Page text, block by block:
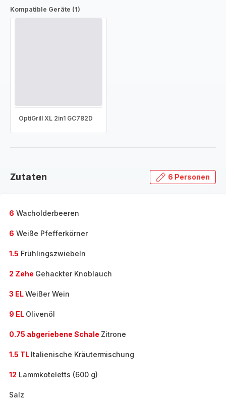
Kompatible Geräte (1)
OptiGrill XL 2in1 GC782D
Zutaten 6 Personen
6 Wacholderbeeren
6 Weiße Pfefferkörner
1.5 Frühlingszwiebeln
2 Zehe Gehackter Knoblauch
3 ELWeißer Wein
9 EL Olivenöl
0.75 abgeriebene Schale Zitrone
1.5 TL Italienische Kräutermischung
12 Lammkoteletts (600 g)
Salz